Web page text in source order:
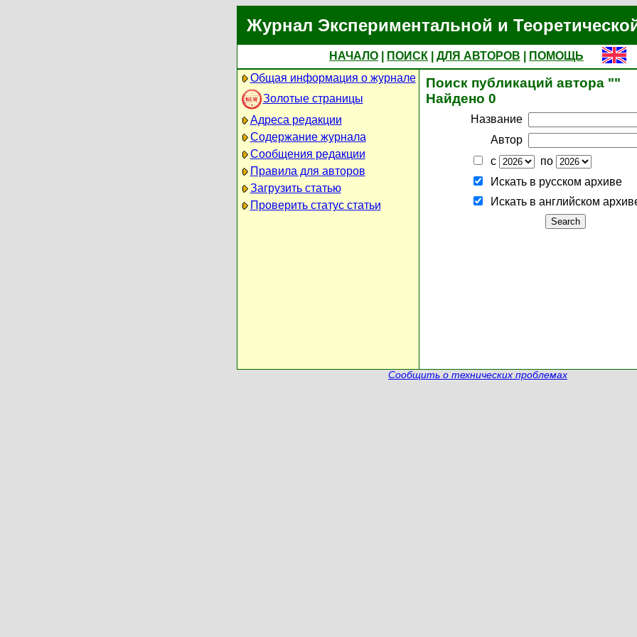
Журнал Экспериментальной и
НАЧАЛО ПОИСК ДЛЯ АВТОРОВ
ПОМОЩЬ
Общая информация о журнале
Золотые страницы
Адреса редакции
Содержание журнала
Сообщения редакции
Правила для авторов
Загрузить статью
Проверить статус статьи
Поиск публикаций автора ""
Найдено 0
Название
Автор
с
по
Искать в русском архиве
Искать в английском
Сообщить о технических проблемах